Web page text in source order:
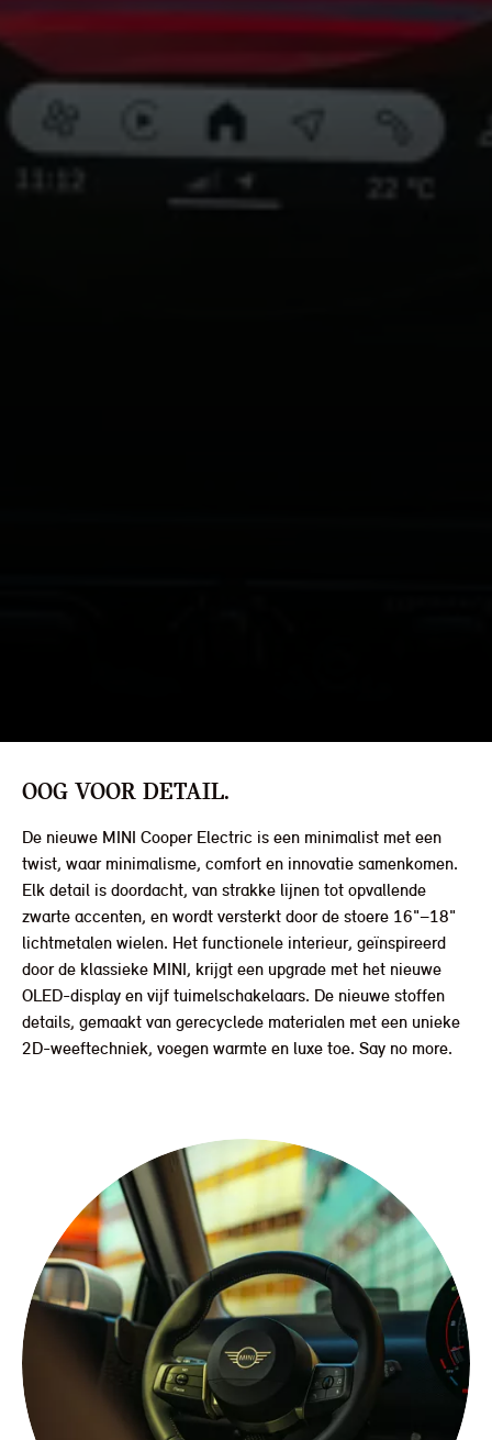
OOG VOOR DETAIL.
De nieuwe MINI Cooper Electric is een minimalist met een
twist, waar minimalisme, comfort en innovatie samenkomen.
Elk detail is doordacht, van strakke lijnen tot opvallende
zwarte accenten, en wordt versterkt door de stoere 16"–18"
lichtmetalen wielen. Het functionele interieur, geïnspireerd
door de klassieke MINI, krijgt een upgrade met het nieuwe
OLED-display en vijf tuimelschakelaars. De nieuwe stoffen
details, gemaakt van gerecyclede materialen met een unieke
2D-weeftechniek, voegen warmte en luxe toe. Say no more.